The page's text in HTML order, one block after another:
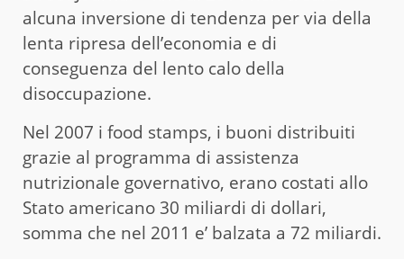
alcuna inversione di tendenza per via della
lenta ripresa dell’economia e di
conseguenza del lento calo della
disoccupazione.
Nel 2007 i food stamps, i buoni distribuiti
grazie al programma di assistenza
nutrizionale governativo, erano costati allo
Stato americano 30 miliardi di dollari,
somma che nel 2011 e’ balzata a 72 miliardi.